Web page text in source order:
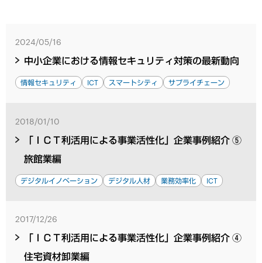
2024/05/16
中小企業における情報セキュリティ対策の最新動向
情報セキュリティ ICT スマートシティ サプライチェーン
2018/01/10
「ＩＣＴ利活用による事業活性化」企業事例紹介 ⑤
旅館業編
デジタルイノベーション デジタル人材 業務効率化 ICT
2017/12/26
「ＩＣＴ利活用による事業活性化」企業事例紹介 ④
住宅資材卸業編